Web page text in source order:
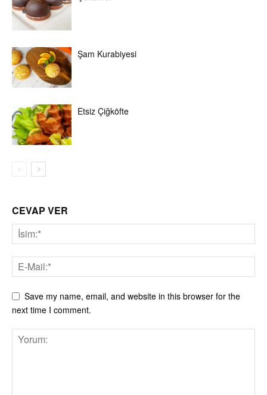
Şam Kurabiyesi
Etsiz Çiğköfte
CEVAP VER
Save my name, email, and website in this browser for the
next time I comment.